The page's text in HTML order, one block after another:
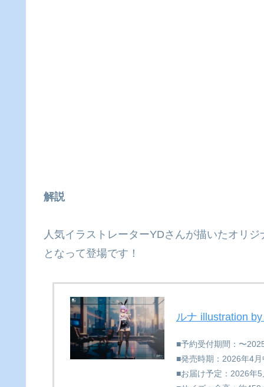
解説
人気イラストレーターYDさんが描いたオリ
となって登場です！
ルナ illustration
■予約受付期間：〜
■発売時期：2026年4
■お届け予定：2026年5